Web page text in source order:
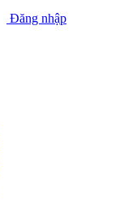
Đăng nhập